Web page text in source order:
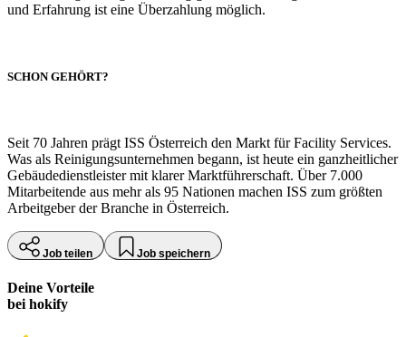
und Erfahrung ist eine Überzahlung möglich.
SCHON GEHÖRT?
Seit 70 Jahren prägt ISS Österreich den Markt für Facility Services.
Was als Reinigungsunternehmen begann, ist heute ein ganzheitlicher
Gebäudedienstleister mit klarer Marktführerschaft. Über 7.000
Mitarbeitende aus mehr als 95 Nationen machen ISS zum größten
Arbeitgeber der Branche in Österreich.
Job teilen Job speichern
Deine Vorteile
bei hokify